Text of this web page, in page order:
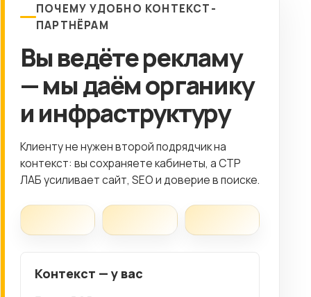
ПОЧЕМУ УДОБНО КОНТЕКСТ-
ПАРТНЁРАМ
Вы ведёте рекламу
— мы даём органику
и инфраструктуру
Клиенту не нужен второй подрядчик на
контекст: вы сохраняете кабинеты, а СТР
ЛАБ усиливает сайт, SEO и доверие в поиске.
Контекст — у вас